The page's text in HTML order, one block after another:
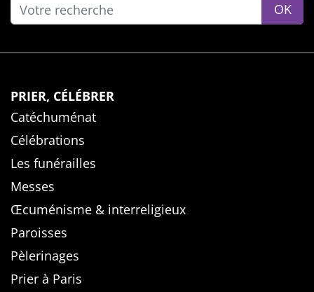
OK
PRIER, CÉLÉBRER
Catéchuménat
Célébrations
Les funérailles
Messes
Œcuménisme & interreligieux
Paroisses
Pèlerinages
Prier à Paris